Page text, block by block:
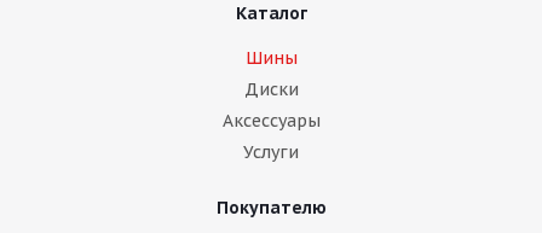
Каталог
Шины
Диски
Аксессуары
Услуги
Покупателю